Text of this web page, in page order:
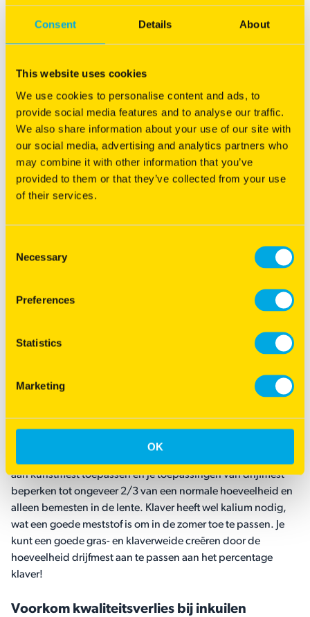
Consent Details About
This website uses cookies
We use cookies to personalise content and ads, to
provide social media features and to analyse our traffic.
We also share information about your use of our site with
our social media, advertising and analytics partners who
may combine it with other information that you’ve
provided to them or that they’ve collected from your use
of their services.
Selection
Necessary
Preferences
Statistics
Marketing
OK
toe te voegen om ervoor te zorgen dat deze plekken snel
bedekt worden.
Jonge klaverplanten hebben wat tijd nodig om zich te
vestigen. Een goede start is daarom zeker het halve werk.
Binnen twee maanden na het zaaien: maaien of begrazen
Als je de weide binnen twee maanden na het zaaien maait of
begraast, zal er voldoende zonlicht de jonge klaverplanten
bereiken en zullen ze goed groeien.
Beperk mesttoepassingen bij herfstzaaiDit voorkomt dat
deze stopt met groeien of verdwijnt. Klaver heeft zonlicht
Mechanische onkruidbestrijding
Omdat de capaciteit voor
klaver, is mechanische onkruidbestrijding de beste optie.
Chemicaliën zijn toegestaan, maar hebben een beperkt
resultaat te geven.
aan kunstmest toepassen en je toepassingen van drijfmest
beperken tot ongeveer 2/3 van een normale hoeveelheid en
alleen bemesten in de lente. Klaver heeft wel kalium nodig,
wat een goede meststof is om in de zomer toe te passen. Je
kunt een goede gras- en klaverweide creëren door de
hoeveelheid drijfmest aan te passen aan het percentage
klaver!
Voorkom kwaliteitsverlies bij inkuilen